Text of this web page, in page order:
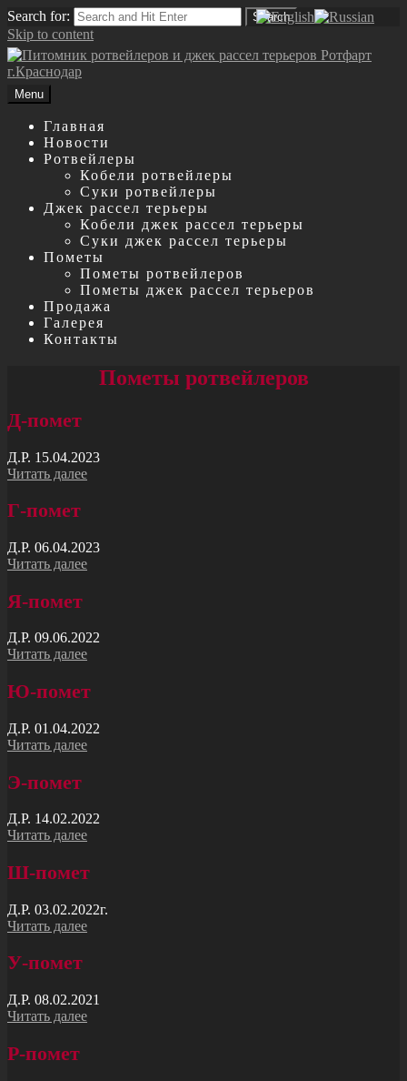
Search for: Search
Skip to content
Menu
Главная
Новости
Ротвейлеры
Кобели ротвейлеры
Суки ротвейлеры
Джек рассел терьеры
Кобели джек рассел терьеры
Суки джек рассел терьеры
Пометы
Пометы ротвейлеров
Пометы джек рассел терьеров
Продажа
Галерея
Контакты
Пометы ротвейлеров
Д-помет
Д.Р. 15.04.2023
Читать далее
Г-помет
Д.Р. 06.04.2023
Читать далее
Я-помет
Д.Р. 09.06.2022
Читать далее
Ю-помет
Д.Р. 01.04.2022
Читать далее
Э-помет
Д.Р. 14.02.2022
Читать далее
Ш-помет
Д.Р. 03.02.2022г.
Читать далее
У-помет
Д.Р. 08.02.2021
Читать далее
Р-помет